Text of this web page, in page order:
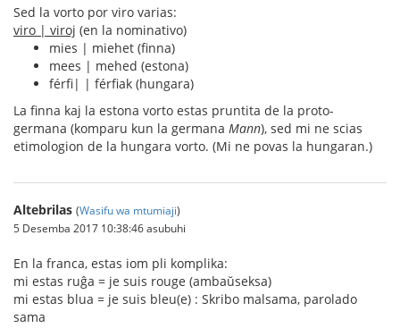
Sed la vorto por viro varias:
viro | viroj (en la nominativo)
mies | miehet (finna)
mees | mehed (estona)
férfi| | férfiak (hungara)
La finna kaj la estona vorto estas pruntita de la proto-
germana (komparu kun la germana Mann), sed mi ne scias
etimologion de la hungara vorto. (Mi ne povas la hungaran.)
Altebrilas (Wasifu wa mtumiaji)
5 Desemba 2017 10:38:46 asubuhi
En la franca, estas iom pli komplika:
mi estas ruĝa = je suis rouge (ambaŭseksa)
mi estas blua = je suis bleu(e) : Skribo malsama, parolado
sama